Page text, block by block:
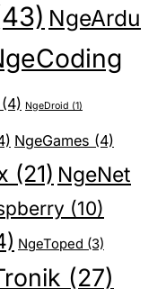
NgeArdu
(4) NgeDroid (1)
NgeGames (4)
(21) NgeNet
(10)
NgeToped (3)
(27)